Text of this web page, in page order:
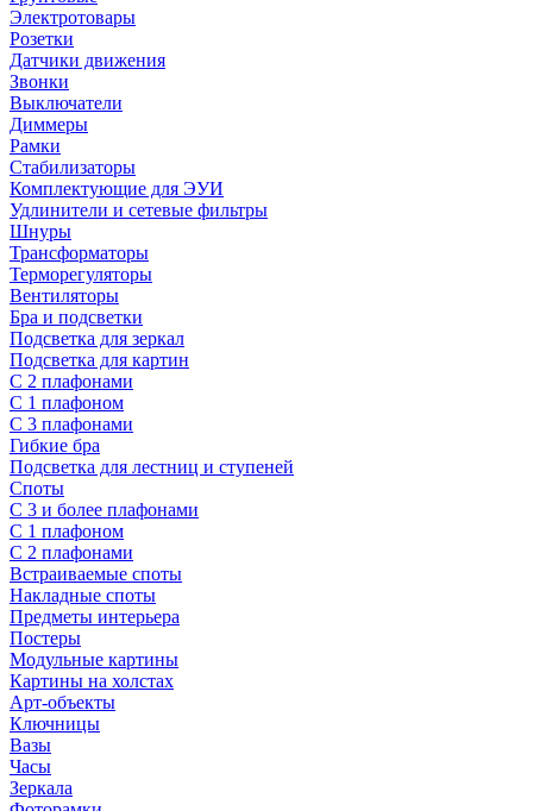
Электротовары
Розетки
Датчики движения
Звонки
Выключатели
Диммеры
Рамки
Стабилизаторы
Комплектующие для ЭУИ
Удлинители и сетевые фильтры
Шнуры
Трансформаторы
Терморегуляторы
Вентиляторы
Бра и подсветки
Подсветка для зеркал
Подсветка для картин
С 2 плафонами
С 1 плафоном
С 3 плафонами
Гибкие бра
Подсветка для лестниц и ступеней
Споты
С 3 и более плафонами
С 1 плафоном
С 2 плафонами
Встраиваемые споты
Накладные споты
Предметы интерьера
Постеры
Модульные картины
Картины на холстах
Арт-объекты
Ключницы
Вазы
Часы
Зеркала